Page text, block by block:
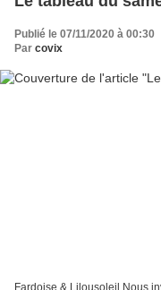
Publié le 07/11/2020 à 00:30
Par covix
Fardoise & Lilousoleil Nous